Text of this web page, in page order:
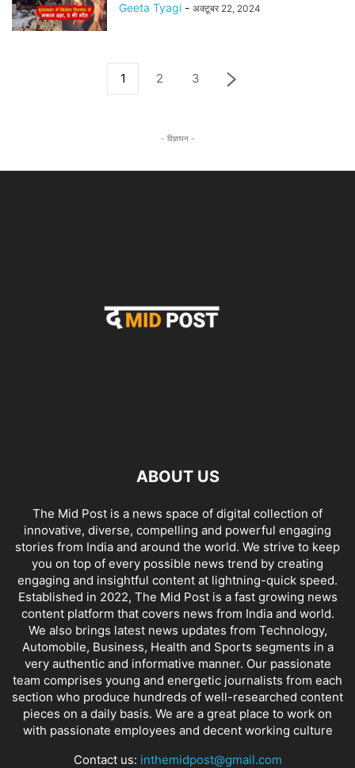
Geeta Tyagi - अक्टूबर 22, 2024
1 2 3
- विज्ञापन -
ABOUT US
The Mid Post is a news space of digital collection of
innovative, diverse, compelling and powerful engaging
stories from India and around the world. We strive to keep
you on top of every possible news trend by creating
engaging and insightful content at lightning-quick speed.
Established in 2022, The Mid Post is a fast growing news
content platform that covers news from India and world.
We also brings latest news updates from Technology,
Automobile, Business, Health and Sports segments in a
very authentic and informative manner. Our passionate
team comprises young and energetic journalists from each
section who produce hundreds of well-researched content
pieces on a daily basis. We are a great place to work on
with passionate employees and decent working culture
Contact us: inthemidpost@gmail.com